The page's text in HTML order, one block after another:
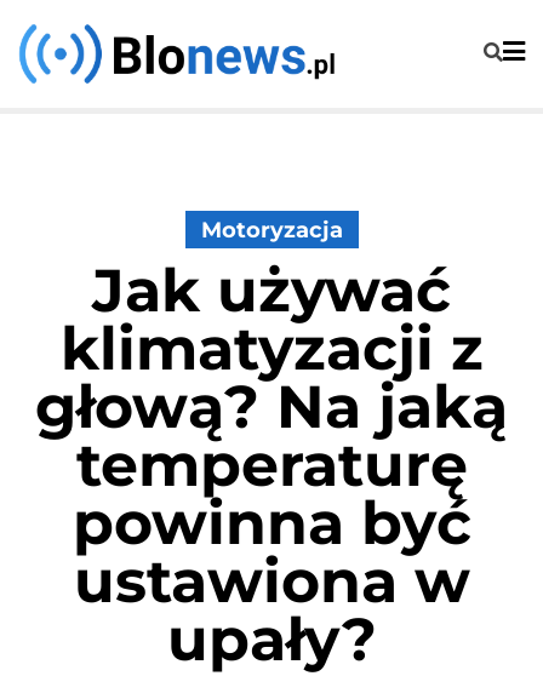
Skip
to
Motoryzacja
Jak używać
klimatyzacji z
głową? Na jaką
temperaturę
powinna być
ustawiona w
upały?